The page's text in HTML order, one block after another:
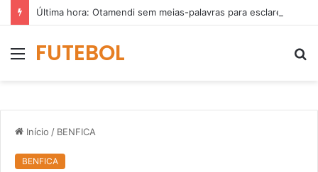
MenuFUTEBOL
Início / BENFICA
BENFICA